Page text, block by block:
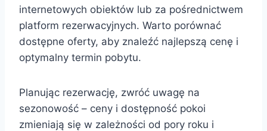
internetowych obiektów lub za pośrednictwem
platform rezerwacyjnych. Warto porównać
dostępne oferty, aby znaleźć najlepszą cenę i
optymalny termin pobytu.
Planując rezerwację, zwróć uwagę na
sezonowość – ceny i dostępność pokoi
zmieniają się w zależności od pory roku i